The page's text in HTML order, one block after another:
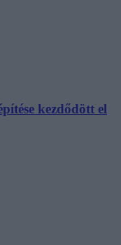
kezdődött el